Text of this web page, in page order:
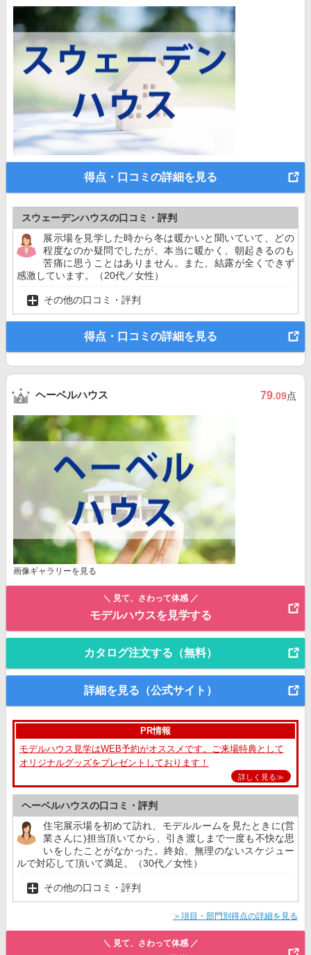
得点・口コミの詳細を見る
スウェーデンハウスの口コミ・評判
展示場を見学した時から冬は暖かいと聞いていて、どの
程度なのか疑問でしたが、本当に暖かく、朝起きるのも
苦痛に思うことはありません。また、結露が全くできず
感激しています。（20代／女性）
その他の口コミ・評判
得点・口コミの詳細を見る
ヘーベルハウス 79.09点
画像ギャラリーを見る
＼ 見て、さわって体感 ／
モデルハウスを見学する
カタログ注文する（無料）
詳細を見る（公式サイト）
PR情報
モデルハウス見学はWEB予約がオススメです。ご来場特典として
オリジナルグッズをプレゼントしております！
詳しく見る≫
ヘーベルハウスの口コミ・評判
住宅展示場を初めて訪れ、モデルルームを見たときに(営
業さんに)担当頂いてから、引き渡しまで一度も不快な思
いをしたことがなかった。終始、無理のないスケジュー
ルで対応して頂いて満足。（30代／女性）
その他の口コミ・評判
＞項目・部門別得点の詳細を見る
＼ 見て、さわって体感 ／